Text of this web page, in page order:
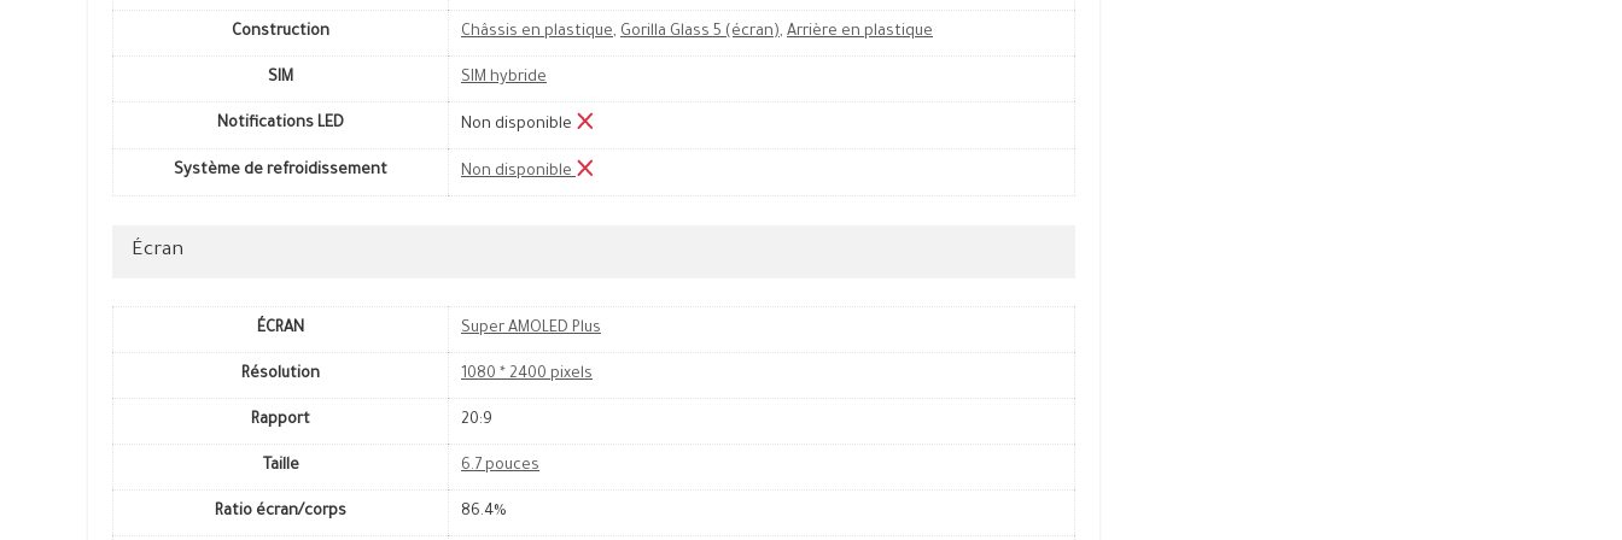
Construction Châssis en plastique, Gorilla Glass 5 (écran), Arrière en plastique
SIM SIM hybride
Notifications LED Non disponible
Système de refroidissement Non disponible
Écran
ÉCRAN Super AMOLED Plus
Résolution 1080 * 2400 pixels
Rapport 20:9
Taille 6.7 pouces
Ratio écran/corps 86.4%